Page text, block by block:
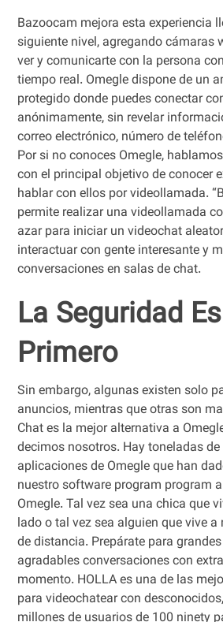
Bazoocam mejora esta experiencia
siguiente nivel, agregando cámaras
ver y comunicarte con la persona
tiempo real. Omegle dispone de un
protegido donde puedes conectar
anónimamente, sin revelar
correo electrónico, número de
Por si no conoces Omegle,
con el principal objetivo de conocer
hablar con ellos por videollamada.
permite realizar una videollamada
azar para iniciar un videochat
interactuar con gente interesante y
conversaciones en salas de chat.
La Seguridad
Primero
Sin embargo, algunas existen solo
anuncios, mientras que otras son
Chat es la mejor alternativa a
decimos nosotros. Hay toneladas
aplicaciones de Omegle que han
nuestro software program program
Omegle. Tal vez sea una chica que
lado o tal vez sea alguien que vive
de distancia. Prepárate para
agradables conversaciones con
momento. HOLLA es una de las
para videochatear con